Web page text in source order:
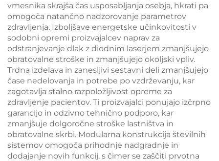
vmesnika skrajša čas usposabljanja osebja, hkrati pa
omogoča natančno nadzorovanje parametrov
zdravljenja. Izboljšave energetske učinkovitosti v
sodobni opremi proizvajalcev naprav za
odstranjevanje dlak z diodnim laserjem zmanjšujejo
obratovalne stroške in zmanjšujejo okoljski vpliv.
Trdna izdelava in zanesljivi sestavni deli zmanjšujejo
čase nedelovanja in potrebe po vzdrževanju, kar
zagotavlja stalno razpoložljivost opreme za
zdravljenje pacientov. Ti proizvajalci ponujajo izčrpno
garancijo in odzivno tehnično podporo, kar
zmanjšuje dolgoročne stroške lastništva in
obratovalne skrbi. Modularna konstrukcija številnih
sistemov omogoča prihodnje nadgradnje in
dodajanje novih funkcij, s čimer se zaščiti prvotna